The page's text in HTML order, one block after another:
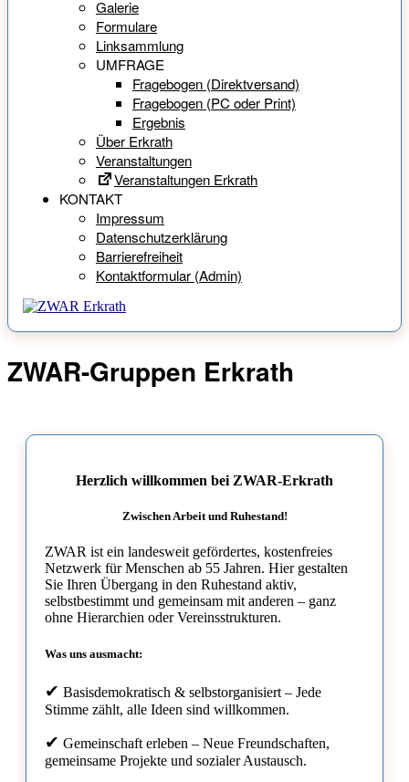
Galerie
Formulare
Linksammlung
UMFRAGE
Fragebogen (Direktversand)
Fragebogen (PC oder Print)
Ergebnis
Über Erkrath
Veranstaltungen
Veranstaltungen Erkrath
KONTAKT
Impressum
Datenschutzerklärung
Barrierefreiheit
Kontaktformular (Admin)
ZWAR-Gruppen Erkrath
Herzlich willkommen bei ZWAR-Erkrath
Zwischen Arbeit und Ruhestand!
ZWAR ist ein landesweit gefördertes, kostenfreies
Netzwerk für Menschen ab 55 Jahren. Hier gestalten
Sie Ihren Übergang in den Ruhestand aktiv,
selbstbestimmt und gemeinsam mit anderen – ganz
ohne Hierarchien oder Vereinsstrukturen.
Was uns ausmacht:
✔ Basisdemokratisch & selbstorganisiert – Jede
Stimme zählt, alle Ideen sind willkommen.
✔ Gemeinschaft erleben – Neue Freundschaften,
gemeinsame Projekte und sozialer Austausch.